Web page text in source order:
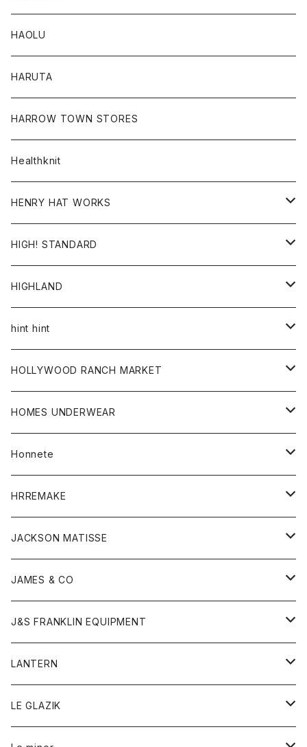
カーディガン
コート
トップス
シャツ
スウェット
レディース
カーディガン
コート
ボトム
パンツ
トップス
Tシャツ
ロンTEE
HAOLU
HARUTA
HARROW TOWN STORES
Healthknit
HENRY HAT WORKS
帽子
HIGH! STANDARD
アウター
ジャケット
トップス
シャツ
カーディガン
ボトム
グッズ
帽子
HIGHLAND
帽子
hint hint
ストール
HOLLYWOOD RANCH MARKET
アウター
カーディガン
コート
フリース
アクセサリー
ウォレット
ストール
マフラー
キッズ
Tシャツ
グッズ
アンダーウェア
靴
トップス
カーディガン
ジャケット
ボトム
オーバーオール
ショートパンツ
レディース
アウター
カーディガン
HOMES UNDERWEAR
アウター
カーディガン
コート
キッズ
Tシャツ
ロンパース
グッズ
靴
ストール
トップス
カットソー
シャツ
ボトム
オーバーオール
ショートパンツ
レディース
オーバーオール
シャツ
ワンピース
ワンピース
Honnete
ブラウス
ワンピース
HRREMAKE
バック
キッズ
トレーナー
トップス
Gジャケット
スウェット
帽子
JACKSON MATISSE
Tシャツ
帽子
JAMES & CO
ボトム
J&S FRANKLIN EQUIPMENT
アウター
LANTERN
アウター
LE GLAZIK